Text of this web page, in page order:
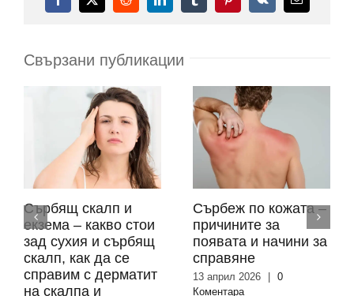
Facebook
X RedditLinkedInTumblrPinterest
Vk
поща:
Свързани публикации
Сърбящ скалп и
екзема – какво стои
зад сухия и сърбящ
скалп, как да се
справим с дерматит
на скалпа и
Сърбеж по кожата –
причините за
появата и начини за
справяне
13 април 2026
0
Коментара